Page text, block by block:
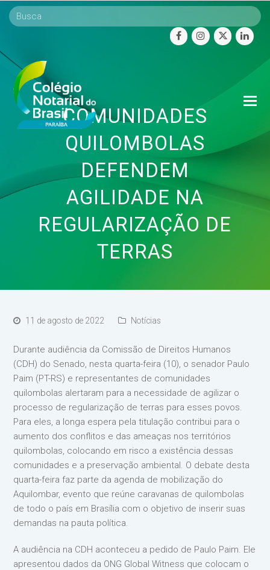
facebookinstagram
twitter
COMUNIDADES
QUILOMBOLAS
DEFENDEM
AGILIDADE NA
REGULARIZAÇÃO DE
TERRAS
11 de agosto de 2022 Notícias
Durante audiência da Comissão de Direitos Humanos
(CDH) do Senado, nesta quarta-feira (10), o senador Paulo
Paim (PT-RS) e representantes de comunidades
quilombolas alertaram para a necessidade de agilizar o
processo de regularização de terras para esses povos.
Para eles, a longa espera pela titulação contribui para o
aumento dos conflitos e das ameaças nos territórios
quilombolas, colocando em risco a existência dessas
comunidades e a preservação ambiental. O debate desta
quarta-feira faz parte da agenda de mobilização do
Aquilombar, evento que reúne caravanas de quilombolas
de todo o país em Brasília com o objetivo de inserir suas
demandas na pauta política.
A audiência na CDH aconteceu a pedido de Paulo Paim. Ele
apresentou dados da ONG Global Witness que colocam o